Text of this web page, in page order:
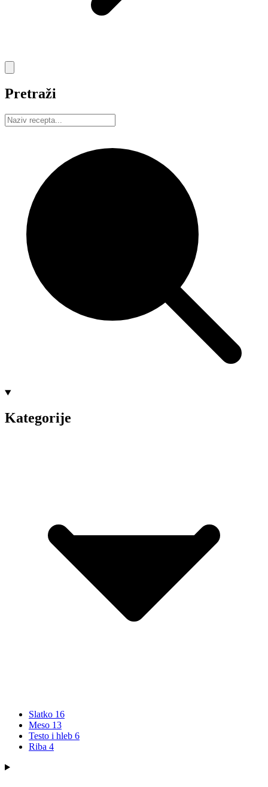
Pretraži
Kategorije
Slatko 16
Meso 13
Testo i hleb 6
Riba 4